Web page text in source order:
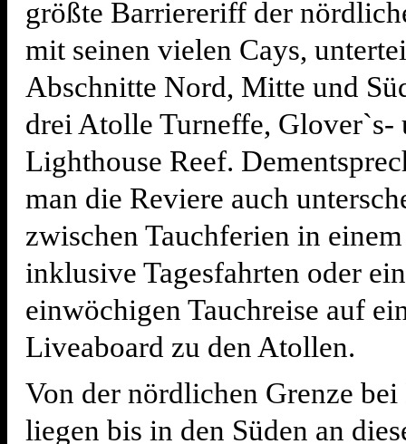
größte Barriereriff der
mit seinen vielen Cays,
Abschnitte Nord, Mitte und
drei Atolle Turneffe, Glover`s-
Lighthouse Reef.
man die Reviere auch
zwischen Tauchferien in
inklusive Tagesfahrten oder
einwöchigen Tauchreise auf
Liveaboard zu den Atollen.
Von der nördlichen Grenze
liegen bis in den Süden an